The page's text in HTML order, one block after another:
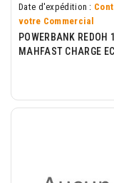
Date d'expédition :
votre Commercial
POWERBANK REDOH
MAHFAST CHARGE